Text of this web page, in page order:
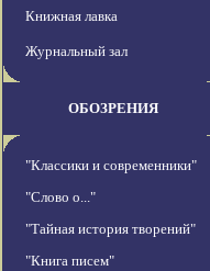
Книжная лавка
Журнальный зал
ОБОЗРЕНИЯ
"Классики и современники"
"Слово о..."
"Тайная история творений"
"Книга писем"